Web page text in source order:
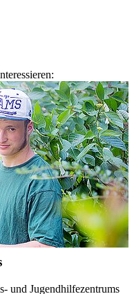
und Jugendhilfezentrums